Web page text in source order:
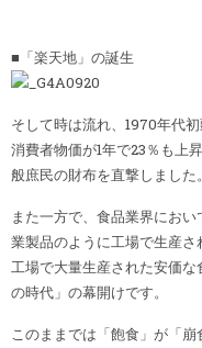
■「楽天地」の誕生
そして時は流れ、1970年代
消費者物価が1年で23％も上
般庶民の財布を直撃しました。
また一方で、食品業界にお
業製品のように工場で生産さ
工場で大量生産された安価
の時代」の幕開けです。
このままでは「飽食」が「